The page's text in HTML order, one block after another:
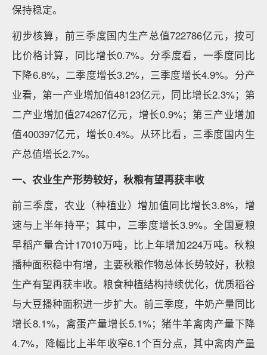
保持稳定。
初步核算，前三季度国内生产总值722786亿元，按可
比价格计算，同比增长0.7%。分季度看，一季度同比
下降6.8%，二季度增长3.2%，三季度增长4.9%。分产
业看，第一产业增加值48123亿元，同比增长2.3%；第
二产业增加值274267亿元，增长0.9%；第三产业增加
值400397亿元，增长0.4%。从环比看，三季度国内生
产总值增长2.7%。
一、农业生产形势较好，秋粮有望再获丰收
前三季度，农业（种植业）增加值同比增长3.8%，增
速与上半年持平；其中，三季度增长3.9%。全国夏粮
早稻产量合计17010万吨，比上年增加224万吨。秋粮
播种面积稳中有增，主要秋粮作物总体长势较好，秋粮
生产有望再获丰收。粮食种植结构持续优化，优质稻谷
与大豆播种面积进一步扩大。前三季度，牛奶产量同比
增长8.1%，禽蛋产量增长5.1%；猪牛羊禽肉产量下降
4.7%，降幅比上半年收窄6.1个百分点，其中禽肉产量